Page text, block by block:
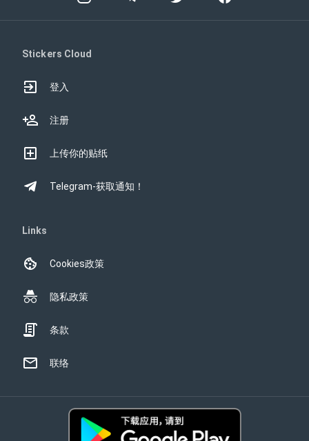
Stickers Cloud
登入
注册
上传你的贴纸
Telegram-获取通知！
Links
Cookies政策
隐私政策
条款
联络